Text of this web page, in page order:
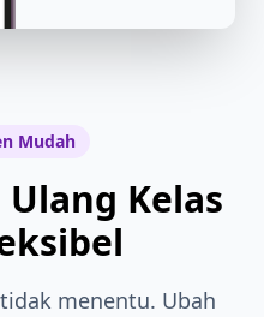
Mudah
Kelas
menentu. Ubah